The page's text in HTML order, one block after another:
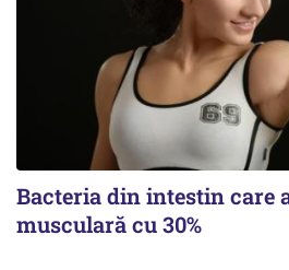
Bacteria din intestin care
musculară cu 30%